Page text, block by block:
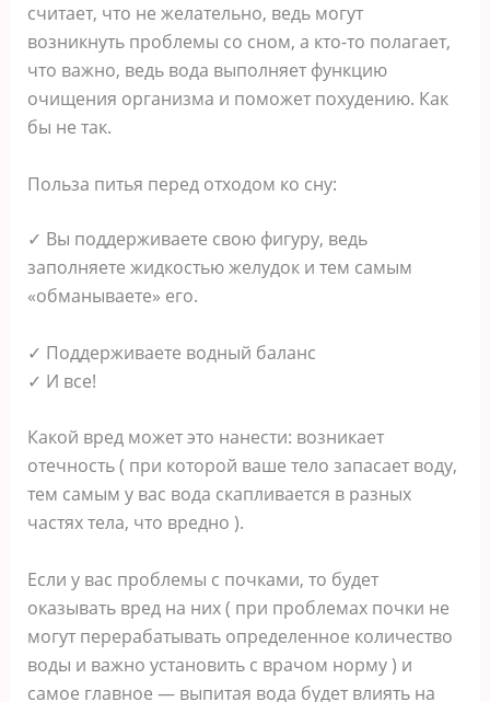
считает, что не желательно, ведь могут
возникнуть проблемы со сном, а кто-то полагает,
что важно, ведь вода выполняет функцию
очищения организма и поможет похудению. Как
бы не так.
Польза питья перед отходом ко сну:
✓ Вы поддерживаете свою фигуру, ведь
заполняете жидкостью желудок и тем самым
«обманываете» его.
✓ Поддерживаете водный баланс
✓ И все!
Какой вред может это нанести: возникает
отечность ( при которой ваше тело запасает воду,
тем самым у вас вода скапливается в разных
частях тела, что вредно ).
Если у вас проблемы с почками, то будет
оказывать вред на них ( при проблемах почки не
могут перерабатывать определенное количество
воды и важно установить с врачом норму ) и
самое главное — выпитая вода будет влиять на